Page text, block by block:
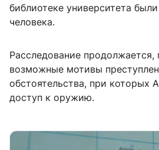
библиотеке университета
человека.
Расследование продолжается,
возможные мотивы
обстоятельства, при которых
доступ к оружию.